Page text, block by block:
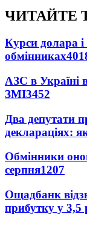
ЧИТАЙТЕ
Курси долара
обмінниках
АЗС в Україні
ЗМІ3452
Два депутати
деклараціях:
Обмінники
серпня1207
Ощадбанк
прибутку у 3,5